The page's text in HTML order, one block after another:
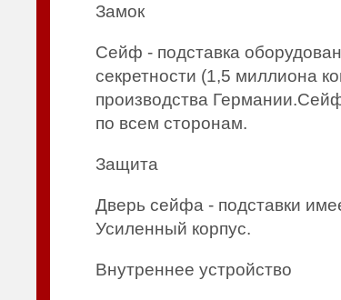
Замок
Сейф - подставка
секретности (1,5 миллиона
производства
по всем сторонам.
Защита
Дверь сейфа - подставки
Усиленный корпус.
Внутреннее устройство